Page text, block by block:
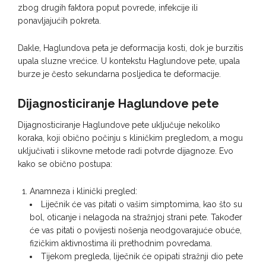
zbog drugih faktora poput povrede, infekcije ili
ponavljajućih pokreta.
Dakle, Haglundova peta je deformacija kosti, dok je burzitis
upala sluzne vrećice. U kontekstu Haglundove pete, upala
burze je često sekundarna posljedica te deformacije.
Dijagnosticiranje Haglundove pete
Dijagnosticiranje Haglundove pete uključuje nekoliko
koraka, koji obično počinju s kliničkim pregledom, a mogu
uključivati i slikovne metode radi potvrde dijagnoze. Evo
kako se obično postupa:
Anamneza i klinički pregled:
Liječnik će vas pitati o vašim simptomima, kao što su
bol, oticanje i nelagoda na stražnjoj strani pete. Također
će vas pitati o povijesti nošenja neodgovarajuće obuće,
fizičkim aktivnostima ili prethodnim povredama.
Tijekom pregleda, liječnik će opipati stražnji dio pete